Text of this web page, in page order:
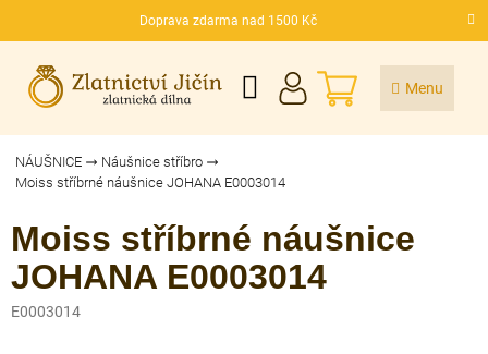
Doprava zdarma nad 1500 Kč
CZK
NÁKUPNÍ
KOŠÍK
NÁUŠNICE
Náušnice stříbro
Moiss stříbrné náušnice JOHANA E0003014
Moiss stříbrné náušnice
JOHANA E0003014
E0003014